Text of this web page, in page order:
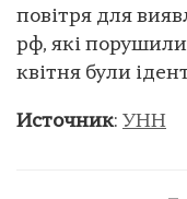
повітря для
рф, які порушили
квітня були
Источник: УНН